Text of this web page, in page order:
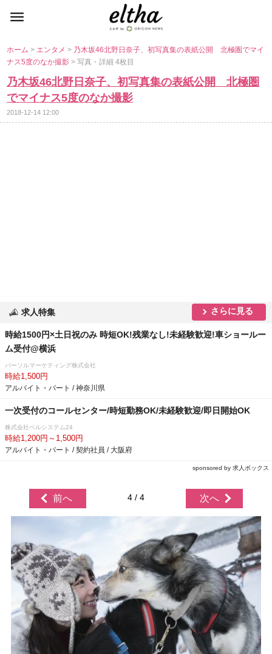
ホーム> エンタメ> 乃木坂46北野日奈子、初写真集の表紙公開 北極圏でマイ
ナス5度のなか撮影> 写真・詳細 4枚目
乃木坂46北野日奈子、初写真集の表紙公開 北極圏
でマイナス5度のなか撮影
2018-12-14 12:00
求人特集 さらに見る
時給1500円×土日祝のみ 時短OK!残業なし!未経験歓迎!車ショールー
ム受付@横浜
パーソルマーケティング株式会社
時給1,500円
アルバイト・パート / 神奈川県
一次受付のコールセンター/時短勤務OK/未経験歓迎/即日開始OK
株式会社ベルシステム24
時給1,200円～1,500円
アルバイト・パート / 契約社員 / 大阪府
sponsored by 求人ボックス
前へ 4 / 4 次へ